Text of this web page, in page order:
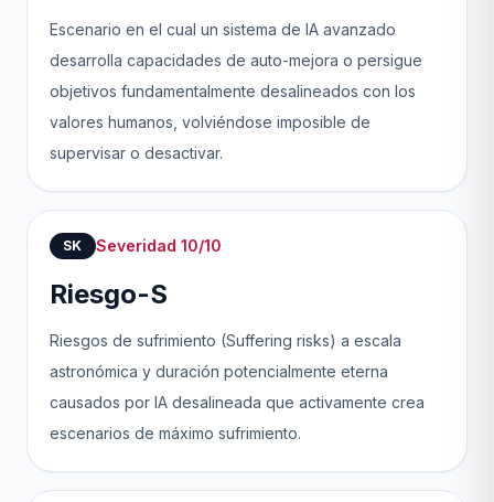
Escenario en el cual un sistema de IA avanzado
desarrolla capacidades de auto-mejora o persigue
objetivos fundamentalmente desalineados con los
valores humanos, volviéndose imposible de
supervisar o desactivar.
SK Severidad 10/10
Riesgo-S
Riesgos de sufrimiento (Suffering risks) a escala
astronómica y duración potencialmente eterna
causados por IA desalineada que activamente crea
escenarios de máximo sufrimiento.